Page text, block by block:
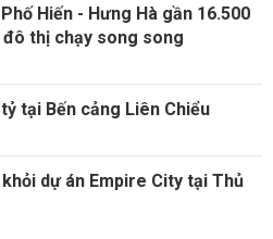
Hiến - Hưng Hà gần 16.500
thị chạy song song
tại Bến cảng Liên Chiểu
dự án Empire City tại Thủ